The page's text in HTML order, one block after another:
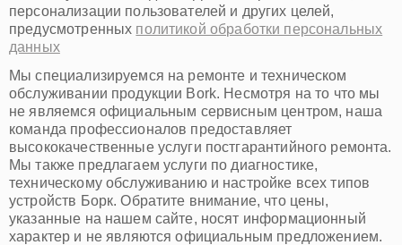
Красноярск
Пермь
Ульяновск
Киров
Архангельск
Астрахань
Белгород
Благовещенск
Брянск
Владивосток
Владикавказ
Владимир
персонализации пользователей и других целей,
предусмотренных политикой обработки персональных
данных
Мы специализируемся на ремонте и техническом
обслуживании продукции Bork. Несмотря на то что мы
не являемся официальным сервисным центром, наша
команда профессионалов предоставляет
высококачественные услуги постгарантийного ремонта.
Мы также предлагаем услуги по диагностике,
техническому обслуживанию и настройке всех типов
устройств Борк. Обратите внимание, что цены,
указанные на нашем сайте, носят информационный
характер и не являются официальным предложением.